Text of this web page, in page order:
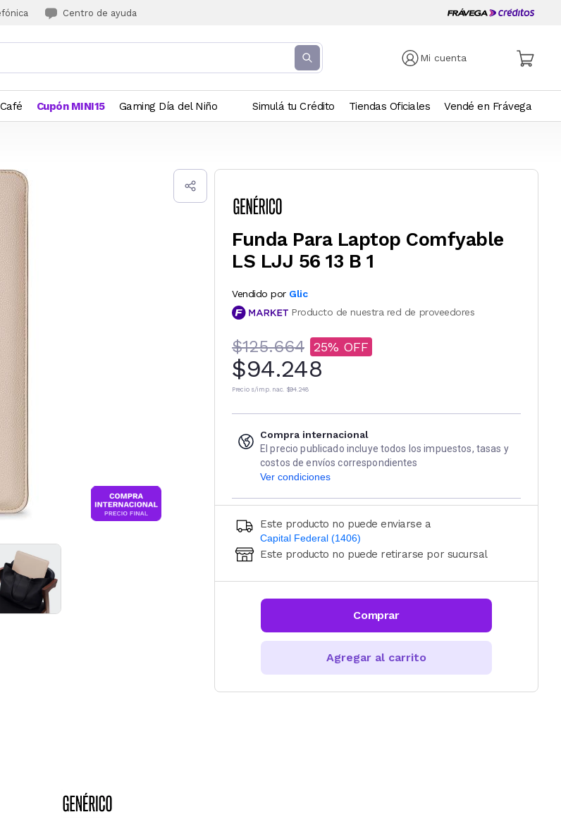
Centro de ayuda
Mi cuenta
Cupón MINI15 Gaming Día del Niño Simulá tu Crédito Tiendas Oficiales Vendé en Frávega
Funda Para Laptop Comfyable
LS LJJ 56 13 B 1
Vendido por Glic
Producto de nuestra red de proveedores
$125.664 25
$94.248
Precio s/imp. nac. $94.248
Compra internacional
El precio publicado incluye todos los impuestos, tasas y
costos de envíos correspondientes
Ver condiciones
Este producto no puede enviarse a
Capital Federal (1406)
Ingresá código postal (sólo números)
CALCULAR
Este producto no puede retirarse por sucursal
Comprar
Agregar al carrito